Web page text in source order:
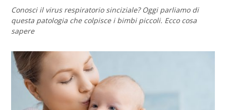
Conosci il virus respiratorio sinciziale? Oggi parliamo di
questa patologia che colpisce i bimbi piccoli. Ecco cosa
sapere